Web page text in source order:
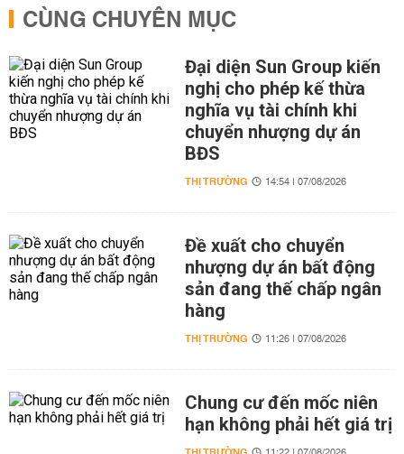
CÙNG CHUYÊN MỤC
Đại diện Sun Group kiến
nghị cho phép kế thừa
nghĩa vụ tài chính khi
chuyển nhượng dự án
BĐS
THỊ TRƯỜNG 14:54 | 07/08/2026
Đề xuất cho chuyển
nhượng dự án bất động
sản đang thế chấp ngân
hàng
THỊ TRƯỜNG 11:26 | 07/08/2026
Chung cư đến mốc niên
hạn không phải hết giá trị